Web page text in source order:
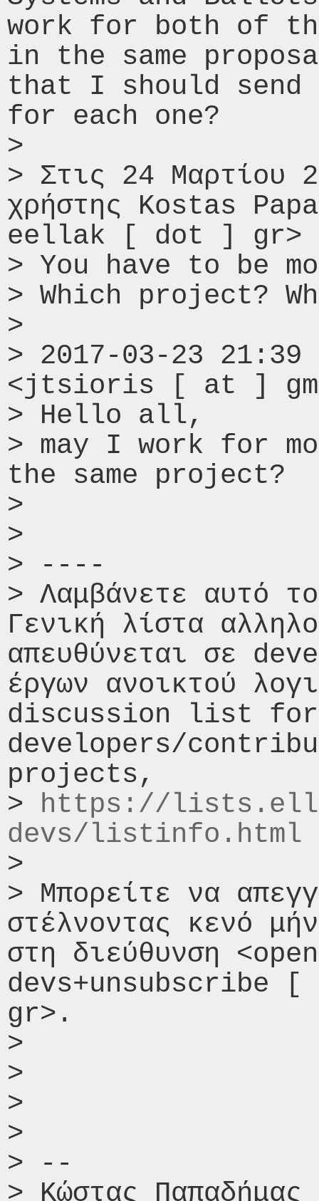
work for both of
in the same
that I should
for each one?
>
> Στις 24
χρήστης Kostas
eellak [ dot ] gr>
> You have to be
> Which project?
>
> 2017-03-23 21:39
<jtsioris [ at ]
> Hello all,
> may I work for
the same project?
>
>
> ----
> Λαμβάνετε αυτό
Γενική λίστα
απευθύνεται σε
έργων ανοικτού
discussion list for
developers/
projects,
> https://
devs/listinfo.html
>
> Μπορείτε να
στέλνοντας κενό
στη διεύθυνση
gr>.
>
>
>
>
> --
> Κώστας Παπαδήμας